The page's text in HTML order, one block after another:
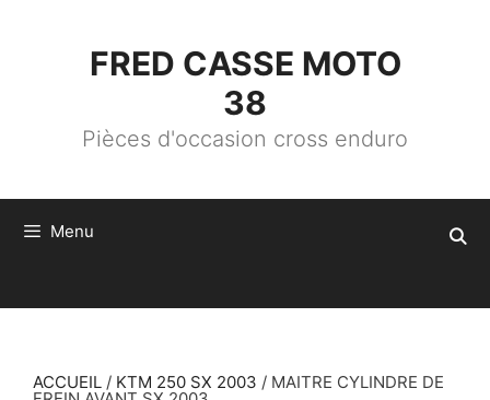
FRED CASSE MOTO
38
Pièces d'occasion cross enduro
Menu
ACCUEIL / KTM 250 SX 2003 / MAITRE CYLINDRE DE